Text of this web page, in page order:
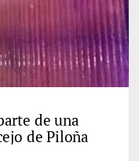
de una
de Piloña